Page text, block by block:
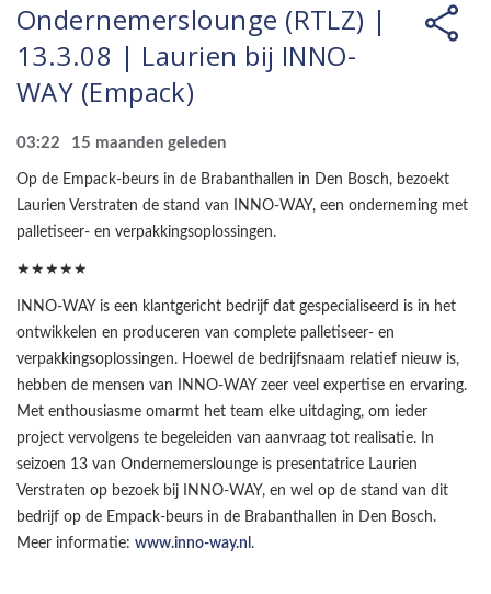
Ondernemerslounge (RTLZ) |
13.3.08 | Laurien bij INNO-
WAY (Empack)
03:22 15 maanden geleden
Op de Empack-beurs in de Brabanthallen in Den Bosch, bezoekt
Laurien Verstraten de stand van INNO-WAY, een onderneming met
palletiseer- en verpakkingsoplossingen.
★★★★★
INNO-WAY is een klantgericht bedrijf dat gespecialiseerd is in het
ontwikkelen en produceren van complete palletiseer- en
verpakkingsoplossingen. Hoewel de bedrijfsnaam relatief nieuw is,
hebben de mensen van INNO-WAY zeer veel expertise en ervaring.
Met enthousiasme omarmt het team elke uitdaging, om ieder
project vervolgens te begeleiden van aanvraag tot realisatie. In
seizoen 13 van Ondernemerslounge is presentatrice Laurien
Verstraten op bezoek bij INNO-WAY, en wel op de stand van dit
bedrijf op de Empack-beurs in de Brabanthallen in Den Bosch.
Meer informatie: www.inno-way.nl .